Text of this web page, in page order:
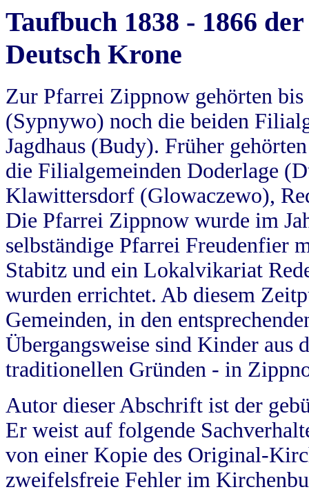
Taufbuch 1838 - 1866
Deutsch Krone
Zur Pfarrei Zippnow gehörten
(Sypnywo) noch die beiden
Jagdhaus (Budy). Früher
die Filialgemeinden Doderlage
Klawittersdorf (Glowaczewo),
Die Pfarrei Zippnow wurde im
selbständige Pfarrei Freudenfier
Stabitz und ein Lokalvikariat
wurden errichtet. Ab diesem
Gemeinden, in den
Übergangsweise sind Kinder aus
traditionellen Gründen - in
Autor dieser Abschrift ist der
Er weist auf folgende
von einer Kopie des Original-
zweifelsfreie Fehler im